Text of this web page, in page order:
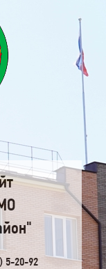
5-20-92